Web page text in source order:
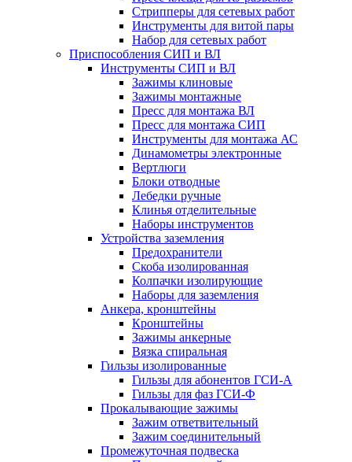
Стрипперы для сетевых работ
Инструменты для витой пары
Набор для сетевых работ
Приспособления СИП и ВЛ
Инструменты СИП и ВЛ
Зажимы клиновые
Зажимы монтажные
Пресс для монтажа ВЛ
Пресс для монтажа СИП
Инструменты для монтажа АС
Динамометры электронные
Вертлюги
Блоки отводные
Лебедки ручные
Клинья отделительные
Наборы инструментов
Устройства заземления
Предохранители
Скоба изолированная
Колпачки изолирующие
Наборы для заземления
Анкера, кронштейны
Кронштейны
Зажимы анкерные
Вязка спиральная
Гильзы изолированные
Гильзы для абонентов ГСИ-А
Гильзы для фаз ГСИ-Ф
Прокалывающие зажимы
Зажим ответвительный
Зажим соединительный
Промежуточная подвеска